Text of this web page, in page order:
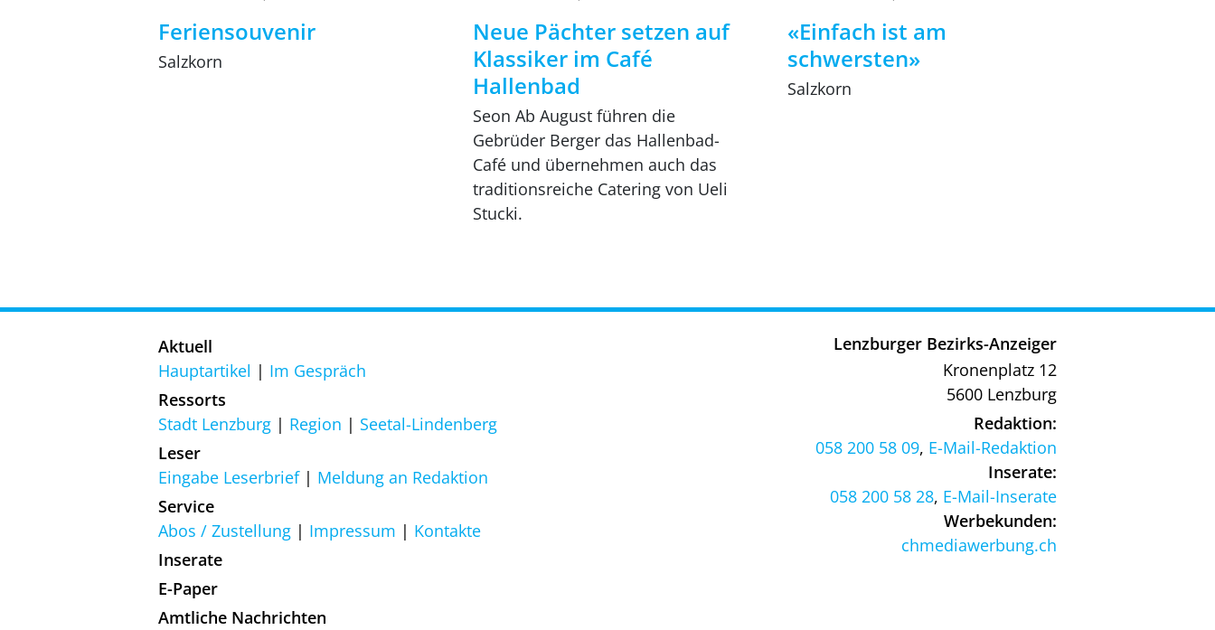
Feriensouvenir
Salzkorn
Neue Pächter setzen auf
Klassiker im Café
Hallenbad
Seon Ab August führen die
Gebrüder Berger das Hallenbad-
Café und übernehmen auch das
traditionsreiche Catering von Ueli
Stucki.
«Einfach ist am
schwersten»
Salzkorn
Aktuell
Hauptartikel
Im Gespräch
Ressorts
Stadt Lenzburg
Region
Seetal-Lindenberg
Leser
Eingabe Leserbrief
Meldung an Redaktion
Service
Abos / Zustellung
Impressum
Kontakte
Inserate
E-Paper
Amtliche Nachrichten
Lenzburger Bezirks-Anzeiger
Kronenplatz 12
5600 Lenzburg
Redaktion:
058 200 58 09, E-Mail-Redaktion
Inserate:
058 200 58 28, E-Mail-Inserate
Werbekunden:
chmediawerbung.ch